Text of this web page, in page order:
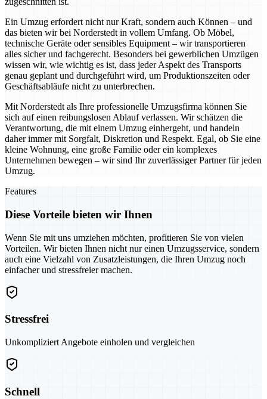
Ein Umzug erfordert nicht nur Kraft, sondern auch Können – und
das bieten wir bei Norderstedt in vollem Umfang. Ob Möbel,
technische Geräte oder sensibles Equipment – wir transportieren
alles sicher und fachgerecht. Besonders bei gewerblichen Umzügen
wissen wir, wie wichtig es ist, dass jeder Aspekt des Transports
genau geplant und durchgeführt wird, um Produktionszeiten oder
Geschäftsabläufe nicht zu unterbrechen.
Mit Norderstedt als Ihre professionelle Umzugsfirma können Sie
sich auf einen reibungslosen Ablauf verlassen. Wir schätzen die
Verantwortung, die mit einem Umzug einhergeht, und handeln
daher immer mit Sorgfalt, Diskretion und Respekt. Egal, ob Sie eine
kleine Wohnung, eine große Familie oder ein komplexes
Unternehmen bewegen – wir sind Ihr zuverlässiger Partner für jeden
Umzug.
Features
Diese Vorteile bieten wir Ihnen
Wenn Sie mit uns umziehen möchten, profitieren Sie von vielen
Vorteilen. Wir bieten Ihnen nicht nur einen Umzugsservice, sondern
auch eine Vielzahl von Zusatzleistungen, die Ihren Umzug noch
einfacher und stressfreier machen.
Stressfrei
Unkompliziert Angebote einholen und vergleichen
Schnell